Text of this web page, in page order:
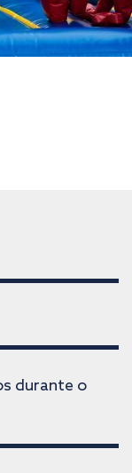
durante o